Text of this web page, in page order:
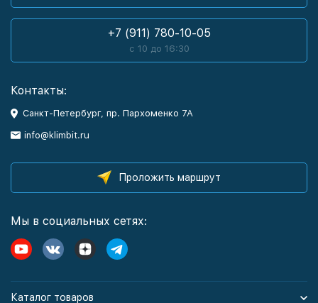
+7 (911) 780-10-05
с 10 до 16:30
Контакты:
Санкт-Петербург, пр. Пархоменко 7А
info@klimbit.ru
Проложить маршрут
Мы в социальных сетях:
Каталог товаров